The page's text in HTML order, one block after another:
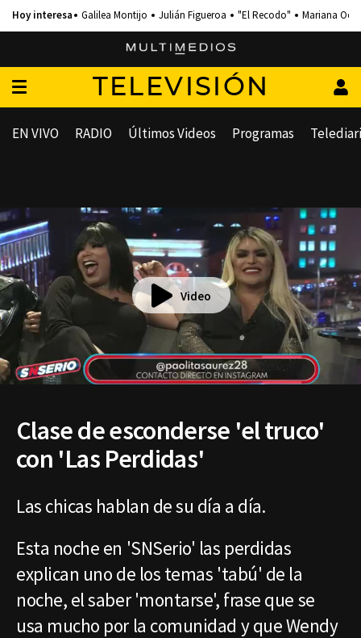
Galilea Montijo Julián Figueroa "El Recodo" Mariana
TELEVISIÓN
EN VIVO RADIO Últimos Videos Programas
Video
Clase de esconderse 'el truco'
con 'Las Perdidas'
Las chicas hablan de su día a día.
Esta noche en 'SNSerio' las perdidas
explican uno de los temas 'tabú' de la
noche, el saber 'montarse', frase que se
usa mucho por la comunidad y que Wendy